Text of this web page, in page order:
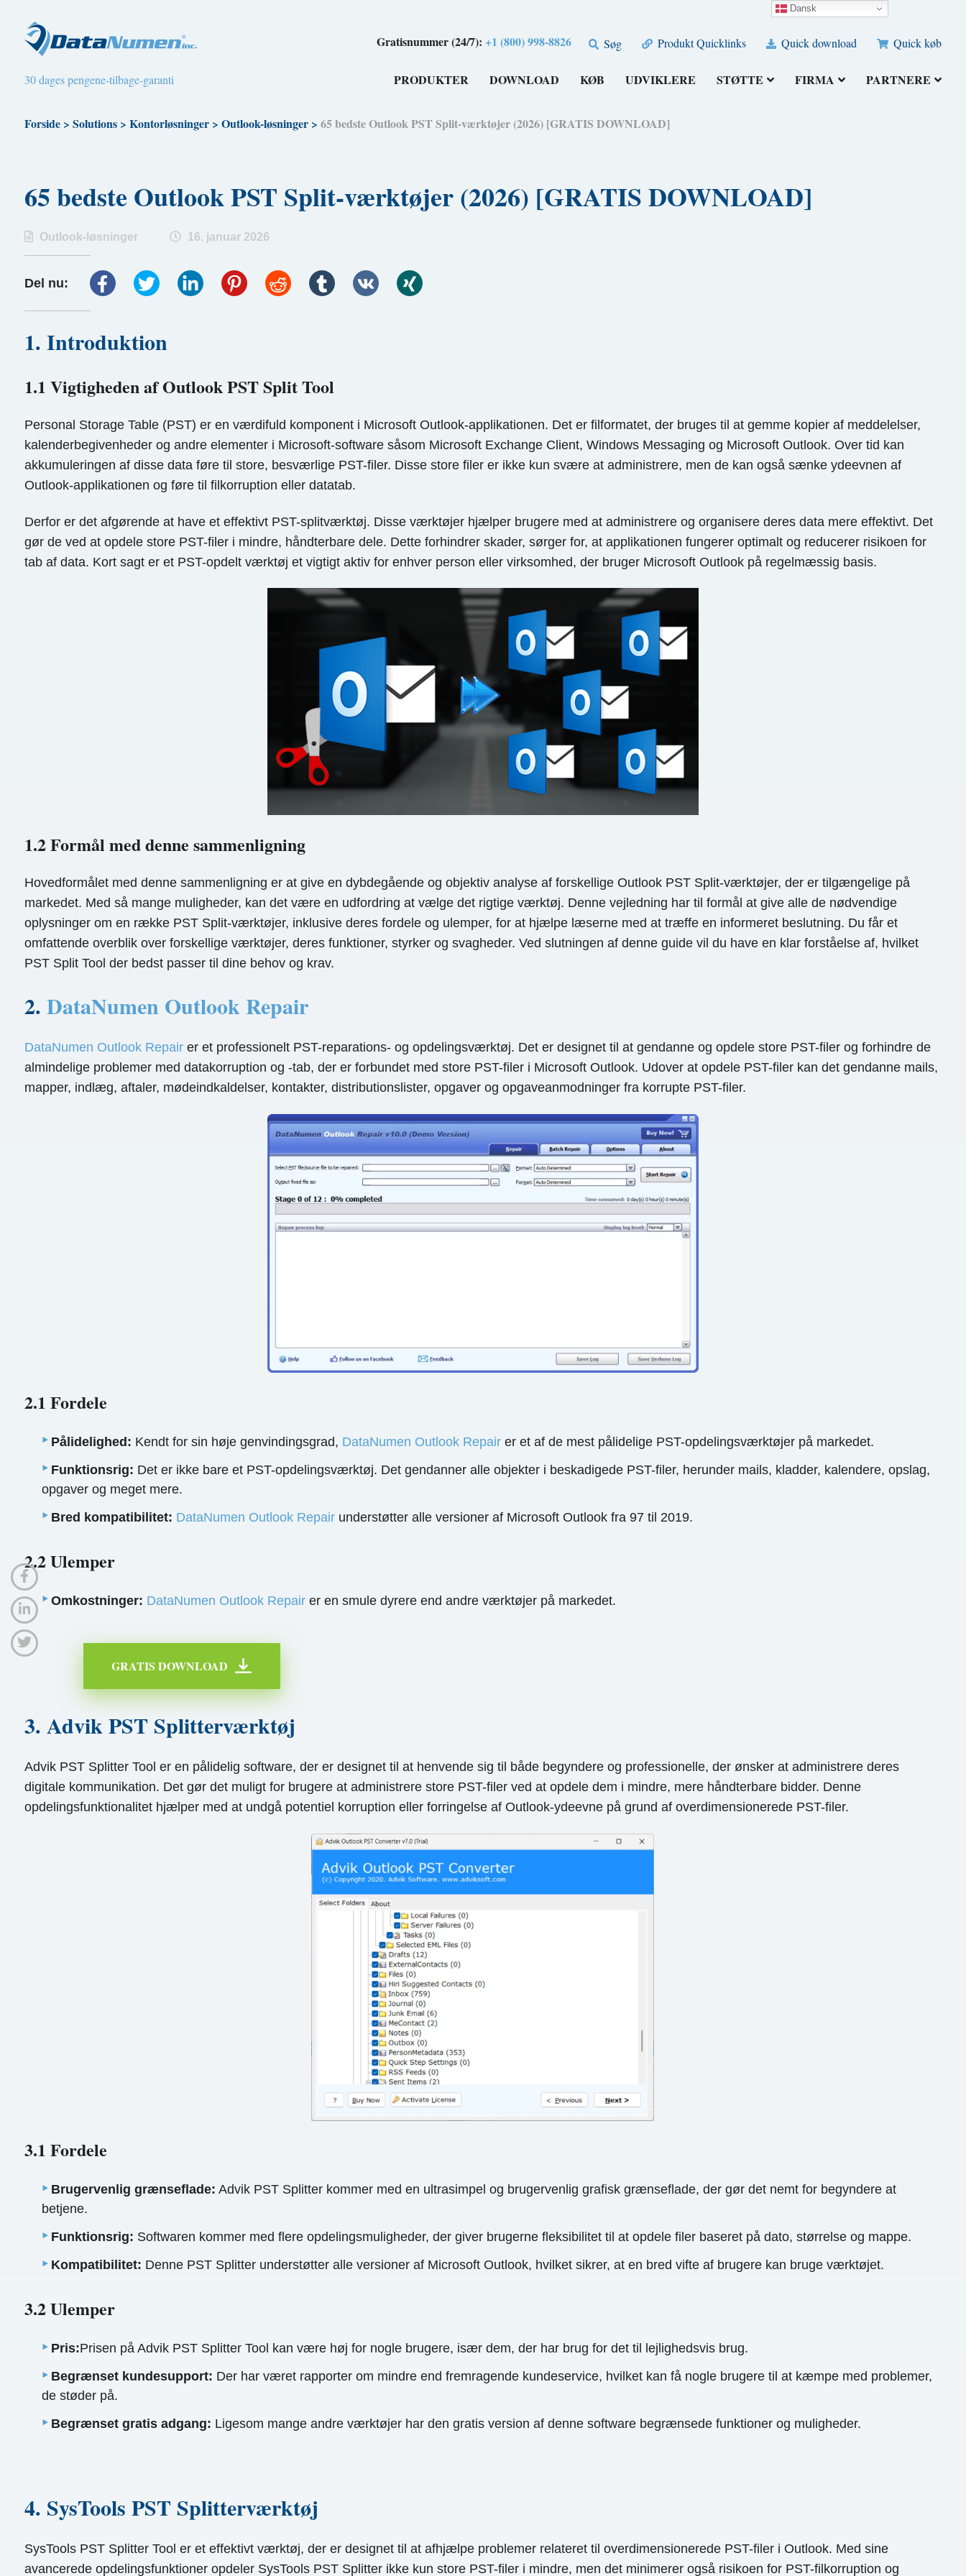
Gratisnummer (24/7):+1 (800) 998-8826 Søg Produkt Quicklinks Quick download Quick køb
30 dages pengene-tilbage-garanti PRODUKTER DOWNLOAD KØB UDVIKLERE STØTTE FIRMA PARTNERE
Forside> Solutions> Kontorløsninger> Outlook-løsninger> 65 bedste Outlook PST Split-værktøjer (2026) [GRATIS DOWNLOAD]
65 bedste Outlook PST Split-værktøjer (2026) [GRATIS DOWNLOAD]
Outlook-løsninger 16. januar 2026
Del nu:
1. Introduktion
1.1 Vigtigheden af ​​Outlook PST Split Tool
Personal Storage Table (PST) er en værdifuld komponent i Microsoft Outlook-applikationen. Det er filformatet, der bruges til at gemme kopier af meddelelser,
kalenderbegivenheder og andre elementer i Microsoft-software såsom Microsoft Exchange Client, Windows Messaging og Microsoft Outlook. Over tid kan
akkumuleringen af ​​disse data føre til store, besværlige PST-filer. Disse store filer er ikke kun svære at administrere, men de kan også sænke ydeevnen af ​​
Outlook-applikationen og føre til filkorruption eller datatab.
Derfor er det afgørende at have et effektivt PST-splitværktøj. Disse værktøjer hjælper brugere med at administrere og organisere deres data mere effektivt. Det
gør de ved at opdele store PST-filer i mindre, håndterbare dele. Dette forhindrer skader, sørger for, at applikationen fungerer optimalt og reducerer risikoen for
tab af data. Kort sagt er et PST-opdelt værktøj et vigtigt aktiv for enhver person eller virksomhed, der bruger Microsoft Outlook på regelmæssig basis.
1.2 Formål med denne sammenligning
Hovedformålet med denne sammenligning er at give en dybdegående og objektiv analyse af forskellige Outlook PST Split-værktøjer, der er tilgængelige på
markedet. Med så mange muligheder, kan det være en udfordring at vælge det rigtige værktøj. Denne vejledning har til formål at give alle de nødvendige
oplysninger om en række PST Split-værktøjer, inklusive deres fordele og ulemper, for at hjælpe læserne med at træffe en informeret beslutning. Du får et
omfattende overblik over forskellige værktøjer, deres funktioner, styrker og svagheder. Ved slutningen af ​​denne guide vil du have en klar forståelse af, hvilket
PST Split Tool der bedst passer til dine behov og krav.
2. DataNumen Outlook Repair
DataNumen Outlook Repairer et professionelt PST-reparations- og opdelingsværktøj. Det er designet til at gendanne og opdele store PST-filer og forhindre de
almindelige problemer med datakorruption og -tab, der er forbundet med store PST-filer i Microsoft Outlook. Udover at opdele PST-filer kan det gendanne mails,
mapper, indlæg, aftaler, mødeindkaldelser, kontakter, distributionslister, opgaver og opgaveanmodninger fra korrupte PST-filer.
2.1 Fordele
Pålidelighed: Kendt for sin høje genvindingsgrad, DataNumen Outlook Repair er et af de mest pålidelige PST-opdelingsværktøjer på markedet.
Funktionsrig: Det er ikke bare et PST-opdelingsværktøj. Det gendanner alle objekter i beskadigede PST-filer, herunder mails, kladder, kalendere, opslag,
opgaver og meget mere.
Bred kompatibilitet: DataNumen Outlook Repair understøtter alle versioner af Microsoft Outlook fra 97 til 2019.
2.2 Ulemper
Omkostninger: DataNumen Outlook Repair er en smule dyrere end andre værktøjer på markedet.
GRATIS DOWNLOAD
3. Advik PST Splitterværktøj
Advik PST Splitter Tool er en pålidelig software, der er designet til at henvende sig til både begyndere og professionelle, der ønsker at administrere deres
digitale kommunikation. Det gør det muligt for brugere at administrere store PST-filer ved at opdele dem i mindre, mere håndterbare bidder. Denne
opdelingsfunktionalitet hjælper med at undgå potentiel korruption eller forringelse af Outlook-ydeevne på grund af overdimensionerede PST-filer.
3.1 Fordele
Brugervenlig grænseflade: Advik PST Splitter kommer med en ultrasimpel og brugervenlig grafisk grænseflade, der gør det nemt for begyndere at
betjene.
Funktionsrig: Softwaren kommer med flere opdelingsmuligheder, der giver brugerne fleksibilitet til at opdele filer baseret på dato, størrelse og mappe.
Kompatibilitet: Denne PST Splitter understøtter alle versioner af Microsoft Outlook, hvilket sikrer, at en bred vifte af brugere kan bruge værktøjet.
3.2 Ulemper
Pris:Prisen på Advik PST Splitter Tool kan være høj for nogle brugere, især dem, der har brug for det til lejlighedsvis brug.
Begrænset kundesupport: Der har været rapporter om mindre end fremragende kundeservice, hvilket kan få nogle brugere til at kæmpe med problemer,
de støder på.
Begrænset gratis adgang: Ligesom mange andre værktøjer har den gratis version af denne software begrænsede funktioner og muligheder.
4. SysTools PST Splitterværktøj
SysTools PST Splitter Tool er et effektivt værktøj, der er designet til at afhjælpe problemer relateret til overdimensionerede PST-filer i Outlook. Med sine
avancerede opdelingsfunktioner opdeler SysTools PST Splitter ikke kun store PST-filer i mindre, men det minimerer også risikoen for PST-filkorruption og
Dansk